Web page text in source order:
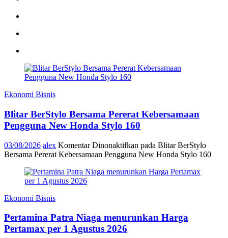
Ekonomi Bisnis
Blitar BerStylo Bersama Pererat Kebersamaan
Pengguna New Honda Stylo 160
03/08/2026 alex Komentar Dinonaktifkan pada Blitar BerStylo
Bersama Pererat Kebersamaan Pengguna New Honda Stylo 160
Ekonomi Bisnis
Pertamina Patra Niaga menurunkan Harga
Pertamax per 1 Agustus 2026